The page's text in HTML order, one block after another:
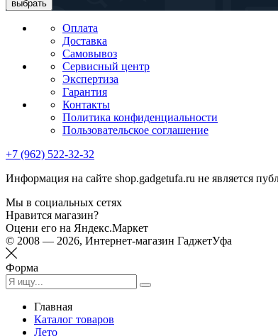
выбрать
Оплата
Доставка
Самовывоз
Сервисный центр
Экспертиза
Гарантия
Контакты
Политика конфиденциальности
Пользовательское соглашение
+7 (962) 522-32-32
Информация на сайте shop.gadgetufa.ru не является
Мы в социальных сетях
Нравится магазин?
Оцени его на Яндекс.Маркет
© 2008 — 2026, Интернет-магазин ГаджетУфа
Форма
Главная
Каталог товаров
Лето